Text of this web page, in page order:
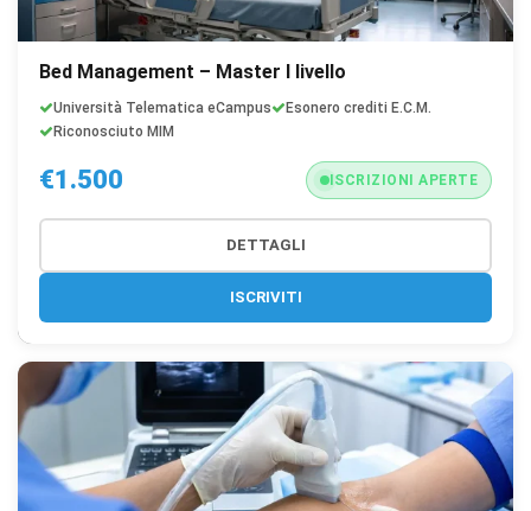
Bed Management – Master I livello
Università Telematica eCampus
Esonero crediti E.C.M.
Riconosciuto MIM
€1.500 ISCRIZIONI APERTE
DETTAGLI
ISCRIVITI